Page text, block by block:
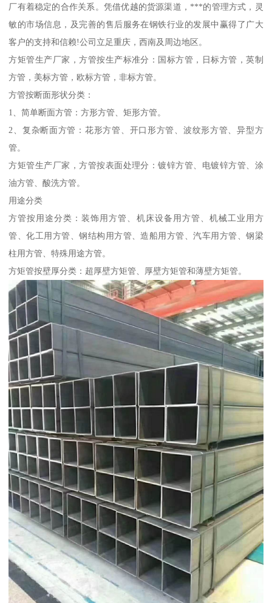
厂有着稳定的合作关系。凭借优越的货源渠道，***的管理方式，灵
敏的市场信息，及完善的售后服务在钢铁行业的发展中赢得了广大
客户的支持和信赖!公司立足重庆，西南及周边地区。
方矩管生产厂家，方管按生产标准分：国标方管，日标方管，英制
方管，美标方管，欧标方管，非标方管。
方管按断面形状分类：
1、简单断面方管：方形方管、矩形方管。
2、复杂断面方管：花形方管、开口形方管、波纹形方管、异型方
管。
方矩管生产厂家，方管按表面处理分：镀锌方管、电镀锌方管、涂
油方管、酸洗方管。
用途分类
方管按用途分类：装饰用方管、机床设备用方管、机械工业用方
管、化工用方管、钢结构用方管、造船用方管、汽车用方管、钢梁
柱用方管、特殊用途方管。
方矩管按壁厚分类：超厚壁方矩管、厚壁方矩管和薄壁方矩管。